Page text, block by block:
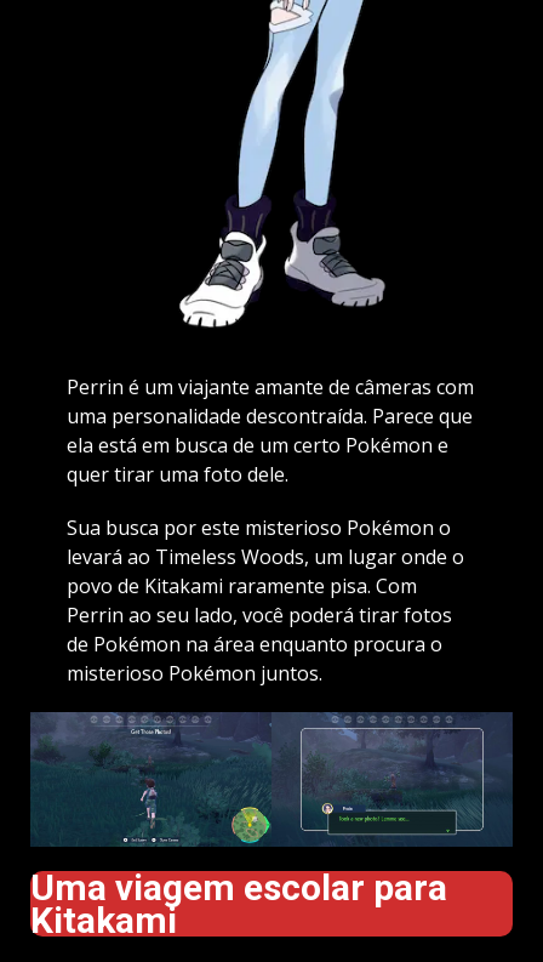
Perrin é um viajante amante de câmeras com
uma personalidade descontraída. Parece que
ela está em busca de um certo Pokémon e
quer tirar uma foto dele.
Sua busca por este misterioso Pokémon o
levará ao Timeless Woods, um lugar onde o
povo de Kitakami raramente pisa. Com
Perrin ao seu lado, você poderá tirar fotos
de Pokémon na área enquanto procura o
misterioso Pokémon juntos.
Uma viagem escolar para
Kitakami